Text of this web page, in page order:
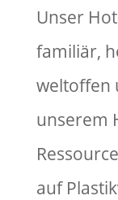
Unser
familiär,
weltoffen
unserem
auf